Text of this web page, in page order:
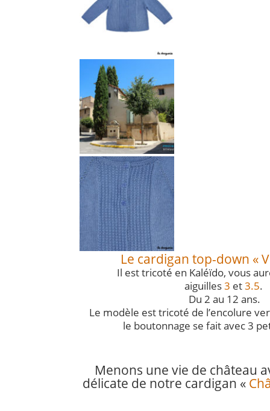
Le cardigan top-down «
Il est tricoté en Kaléïdo, vous
aiguilles3 et3.5.
Du 2 au 12 ans.
Le modèle est tricoté de l’encolure
le boutonnage se fait avec 3
Menons une vie de château
délicate de notre cardigan «